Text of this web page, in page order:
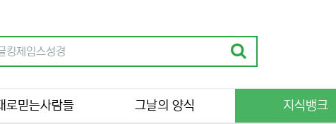
로믿는사람들 그날의 양식 지식뱅크